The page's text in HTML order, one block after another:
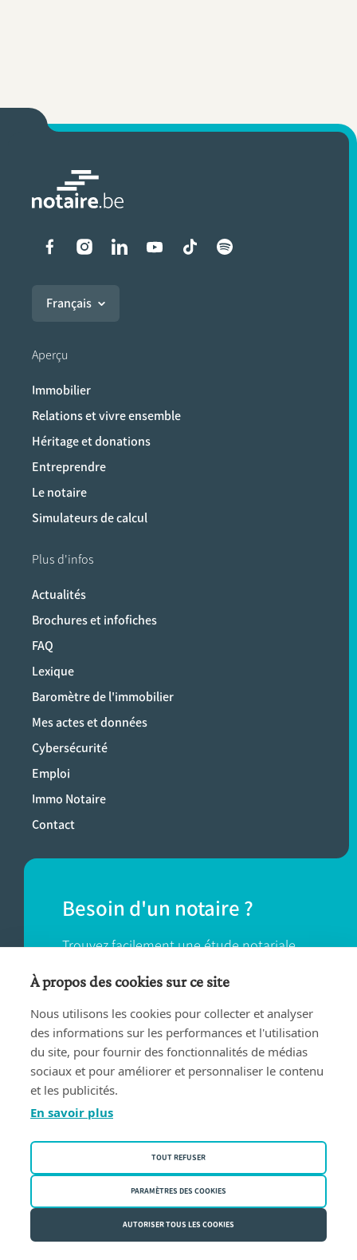
Liens vers les réseaux
Français
Aperçu
Immobilier
Relations et vivre ensemble
Héritage et donations
Entreprendre
Le notaire
Simulateurs de calcul
Plus d'infos
Actualités
Brochures et infofiches
FAQ
Lexique
Baromètre de l'immobilier
Mes actes et données
Cybersécurité
Emploi
Immo Notaire
Contact
Besoin d'un notaire ?
Trouvez facilement une étude notariale
près de chez vous.
TROUVER UN NOTAIRE
Conditions d'utilisation
Politique des cookies
Fednot asbl | Rue de la Montage 30/34 - 1000 Bruxelles | BE
À propos des cookies sur ce site
Nous utilisons les cookies pour collecter et analyser
des informations sur les performances et l'utilisation
du site, pour fournir des fonctionnalités de médias
sociaux et pour améliorer et personnaliser le contenu
et les publicités.
En savoir plus
TOUT REFUSER
PARAMÈTRES DES COOKIES
AUTORISER TOUS LES COOKIES